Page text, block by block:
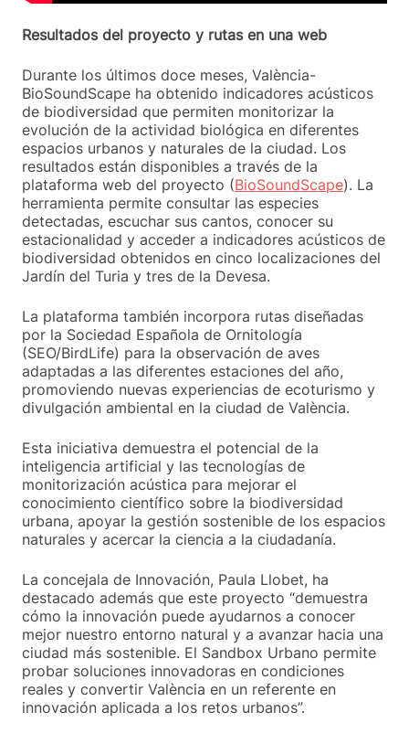
Resultados del proyecto y rutas en una web
Durante los últimos doce meses, València-
BioSoundScape ha obtenido indicadores acústicos
de biodiversidad que permiten monitorizar la
evolución de la actividad biológica en diferentes
espacios urbanos y naturales de la ciudad. Los
resultados están disponibles a través de la
plataforma web del proyecto (BioSoundScape). La
herramienta permite consultar las especies
detectadas, escuchar sus cantos, conocer su
estacionalidad y acceder a indicadores acústicos de
biodiversidad obtenidos en cinco localizaciones del
Jardín del Turia y tres de la Devesa.
La plataforma también incorpora rutas diseñadas
por la Sociedad Española de Ornitología
(SEO/BirdLife) para la observación de aves
adaptadas a las diferentes estaciones del año,
promoviendo nuevas experiencias de ecoturismo y
divulgación ambiental en la ciudad de València.
Esta iniciativa demuestra el potencial de la
inteligencia artificial y las tecnologías de
monitorización acústica para mejorar el
conocimiento científico sobre la biodiversidad
urbana, apoyar la gestión sostenible de los espacios
naturales y acercar la ciencia a la ciudadanía.
La concejala de Innovación, Paula Llobet, ha
destacado además que este proyecto “demuestra
cómo la innovación puede ayudarnos a conocer
mejor nuestro entorno natural y a avanzar hacia una
ciudad más sostenible. El Sandbox Urbano permite
probar soluciones innovadoras en condiciones
reales y convertir València en un referente en
innovación aplicada a los retos urbanos”.